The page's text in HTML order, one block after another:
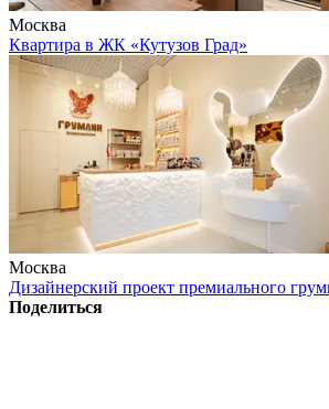
Москва
Квартира в ЖК «Кутузов Град»
Москва
Дизайнерский проект премиального
Поделиться